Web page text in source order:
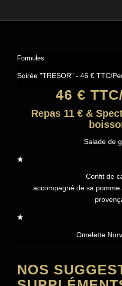
Formules
Soirée "TRESOR" - 46 € TTC/
46 €
Repas 11 € &
Salade de
Confit de
accompagné de sa pomme
Omelette
NOS